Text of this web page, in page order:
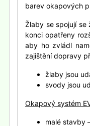
barev okapových
Žlaby se spojují se
konci opatřeny
aby ho zvládl
zajištění dopravy
žlaby jsou
svody jsou
Okapový systém
malé stavby